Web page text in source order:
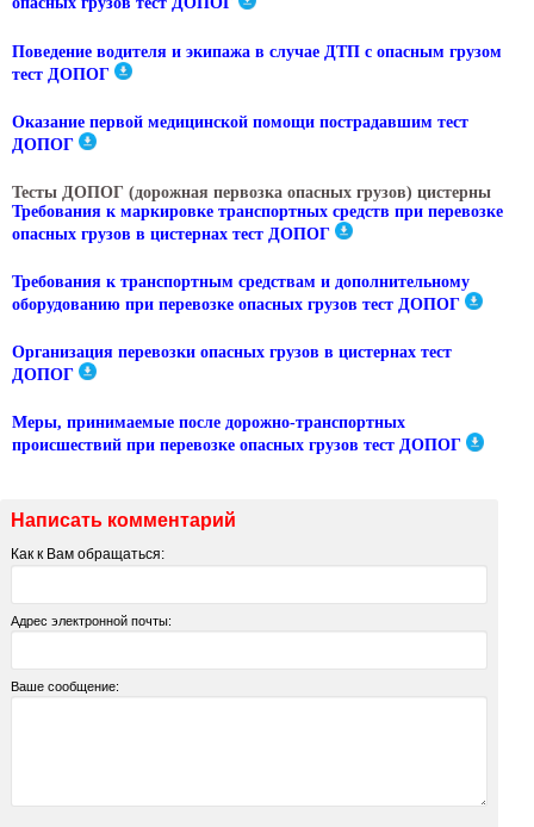
опасных грузов тест ДОПОГ
Поведение водителя и экипажа в случае ДТП с опасным грузом
тест ДОПОГ
Оказание первой медицинской помощи пострадавшим тест
ДОПОГ
Тесты ДОПОГ (дорожная первозка опасных грузов) цистерны
Требования к маркировке транспортных средств при перевозке
опасных грузов в цистернах тест ДОПОГ
Требования к транспортным средствам и дополнительному
оборудованию при перевозке опасных грузов тест ДОПОГ
Организация перевозки опасных грузов в цистернах тест
ДОПОГ
Меры, принимаемые после дорожно-транспортных
происшествий при перевозке опасных грузов тест ДОПОГ
Написать комментарий
Как к Вам обращаться:
Адрес электронной почты:
Ваше сообщение: